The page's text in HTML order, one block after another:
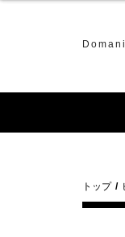
Domani
トップ